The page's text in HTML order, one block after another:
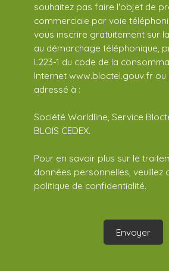
souhaitez pas faire l'objet de
commerciale par voie
vous inscrire gratuitement sur
au démarchage téléphonique,
L223-1 du code de la
Internet www.bloctel.gouv.fr
adressé à :
Société Worldline, Service
BLOIS CEDEX.
Pour en savoir plus sur le
données personnelles, veuillez
politique de confidentialité.
Envoyer